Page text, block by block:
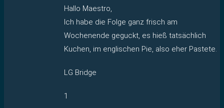
Hallo Maestro,
Ich habe die Folge ganz frisch am
Wochenende geguckt, es hieß tatsächlich
Kuchen, im englischen Pie, also eher Pastete.
LG Bridge
1